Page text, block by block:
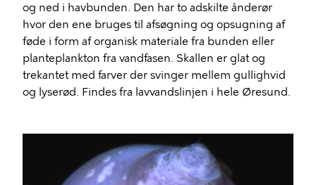
og ned i havbunden. Den har to adskilte ånderør
hvor den ene bruges til afsøgning og opsugning af
føde i form af organisk materiale fra bunden eller
planteplankton fra vandfasen. Skallen er glat og
trekantet med farver der svinger mellem gullighvid
og lyserød. Findes fra lavvandslinjen i hele Øresund.